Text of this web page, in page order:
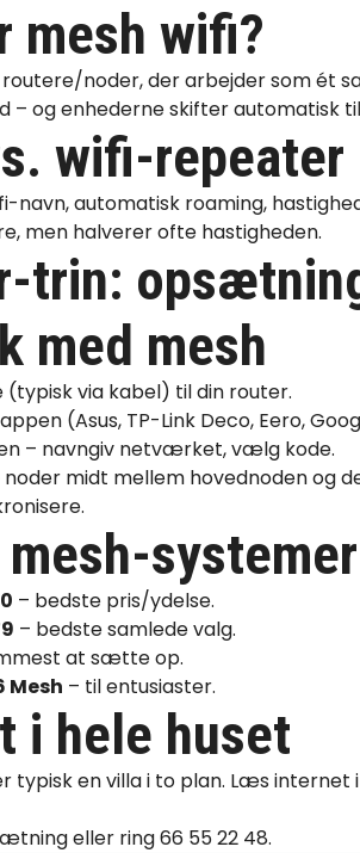
mesh wifi?
routere/noder, der arbejder som ét
– og enhederne skifter automatisk
wifi-repeater
navn, automatisk roaming,
men halverer ofte hastigheden.
trin:
med mesh
(typisk via kabel) til din router.
(Asus, TP-Link Deco, Eero,
– navngiv netværket, vælg kode.
midt mellem hovednoden og
– bedste pris/ydelse.
– bedste samlede valg.
at sætte op.
Mesh – til entusiaster.
i hele huset
typisk en villa i to plan. Læs internet
eller ring66 55 22 48.